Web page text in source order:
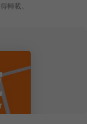
轉載。